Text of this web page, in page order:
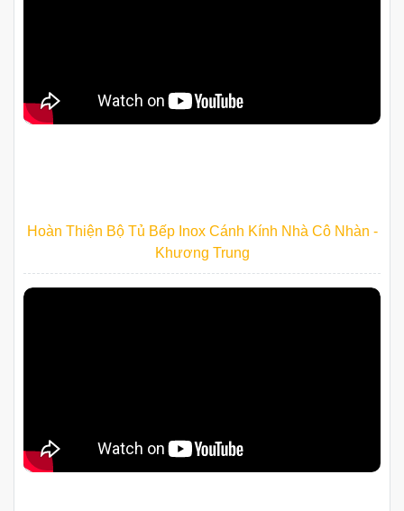
Hoàn Thiện Bộ Tủ Bếp Inox Cánh Kính Nhà Cô Nhàn -
Khương Trung